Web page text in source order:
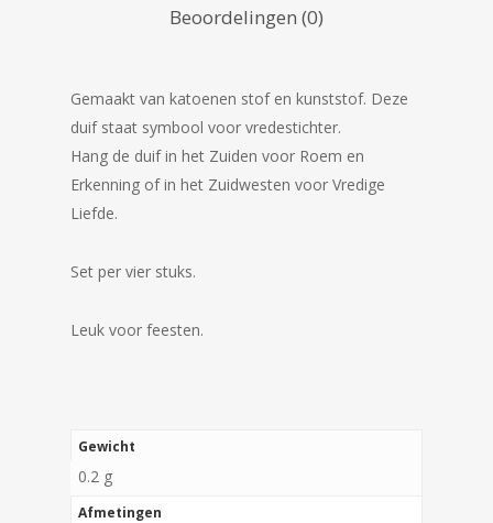
Beoordelingen (0)
Gemaakt van katoenen stof en kunststof. Deze
duif staat symbool voor vredestichter.
Hang de duif in het Zuiden voor Roem en
Erkenning of in het Zuidwesten voor Vredige
Liefde.
Set per vier stuks.
Leuk voor feesten.
Gewicht
0.2 g
Afmetingen